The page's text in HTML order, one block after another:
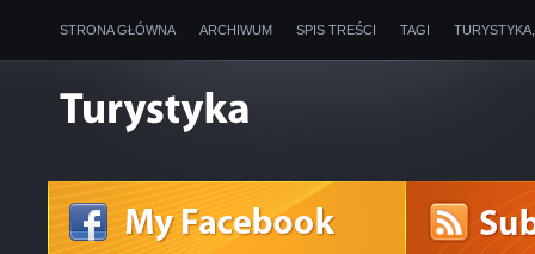
STRONA GŁÓWNA ARCHIWUM SPIS TREŚCI TAGI